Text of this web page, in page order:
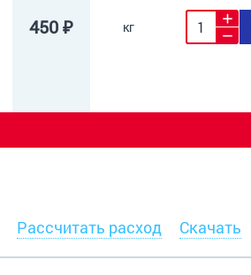
450 ₽ кг
Рассчитать расход Скачать